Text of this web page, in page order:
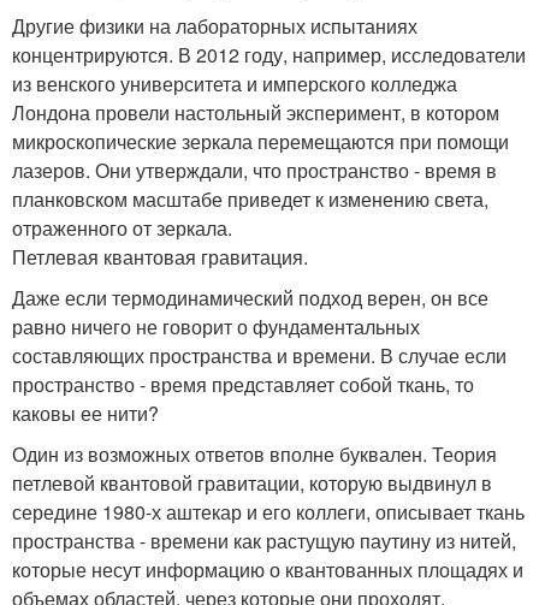
Другие физики на лабораторных испытаниях
концентрируются. В 2012 году, например, исследователи
из венского университета и имперского колледжа
Лондона провели настольный эксперимент, в котором
микроскопические зеркала перемещаются при помощи
лазеров. Они утверждали, что пространство - время в
планковском масштабе приведет к изменению света,
отраженного от зеркала.
Петлевая квантовая гравитация.
Даже если термодинамический подход верен, он все
равно ничего не говорит о фундаментальных
составляющих пространства и времени. В случае если
пространство - время представляет собой ткань, то
каковы ее нити?
Один из возможных ответов вполне буквален. Теория
петлевой квантовой гравитации, которую выдвинул в
середине 1980-х аштекар и его коллеги, описывает ткань
пространства - времени как растущую паутину из нитей,
которые несут информацию о квантованных площадях и
объемах областей, через которые они проходят.